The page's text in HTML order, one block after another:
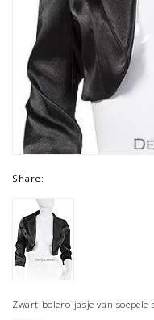
Share:
Zwart bolero-jasje van